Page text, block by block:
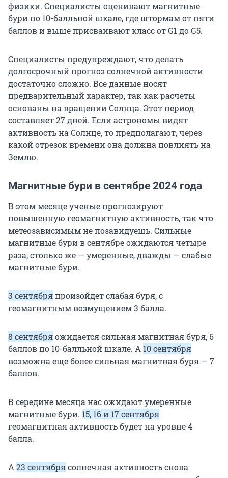
физики. Специалисты оценивают магнитные
бури по 10-балльной шкале, где штормам от пяти
баллов и выше присваивают класс от G1 до G5.
Специалисты предупреждают, что делать
долгосрочный прогноз солнечной активности
достаточно сложно. Все данные носят
предварительный характер, так как расчеты
основаны на вращении Солнца. Этот период
составляет 27 дней. Если астрономы видят
активность на Солнце, то предполагают, через
какой отрезок времени она должна повлиять на
Землю.
Магнитные бури в сентябре 2024 года
В этом месяце ученые прогнозируют
повышенную геомагнитную активность, так что
метеозависимым не позавидуешь. Сильные
магнитные бури в сентябре ожидаются четыре
раза, столько же — умеренные, дважды — слабые
магнитные бури.
3 сентябряпроизойдет слабая буря, с
геомагнитным возмущением 3 балла.
8 сентябряожидается сильная магнитная буря, 6
баллов по 10-балльной шкале. А 10 сентября
возможна еще более сильная магнитная буря — 7
баллов.
В середине месяца нас ожидают умеренные
магнитные бури. 15, 16 и 17 сентября
геомагнитная активность будет на уровне 4
балла.
А23 сентябрясолнечная активность снова